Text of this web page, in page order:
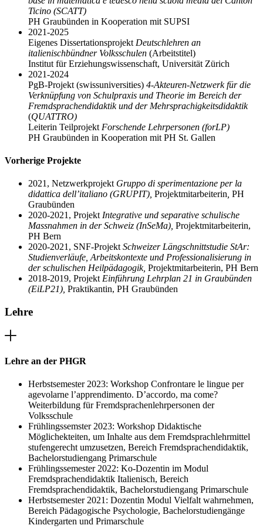
Ticino (SCATT)
PH Graubünden in Kooperation mit SUPSI
2021-2025
Eigenes Dissertationsprojekt Deutschlehren an
italienischbündner Volksschulen (Arbeitstitel)
Institut für Erziehungswissenschaft, Universität Zürich
2021-2024
PgB-Projekt (swissuniversities) 4-Akteuren-Netzwerk für die
Verknüpfung von Schulpraxis und Theorie im Bereich der
Fremdsprachendidaktik und der Mehrsprachigkeitsdidaktik
(QUATTRO)
Leiterin Teilprojekt Forschende Lehrpersonen (forLP)
PH Graubünden in Kooperation mit PH St. Gallen
Vorherige Projekte
2021, Netzwerkprojekt Gruppo di sperimentazione per la
didattica dell’italiano (GRUPIT), Projektmitarbeiterin PH
Graubünden
2020-2021, Projekt Integrative und separative schulische
Massnahmen in der Schweiz (InSeMa), Projektmitarbeiterin,
PH Bern
2020-2021, SNF-Projekt Schweizer Längschnittstudie StAr:
Studienverläufe, Arbeitskontexte und Professionalisierung in
der schulischen Heilpädagogik, Projektmitarbeiterin, PH Bern
2018-2019, Projekt Einführung Lehrplan 21 in Graubünden
(EiLP21), Praktikantin, PH Graubünden
Lehre
Lehre an der PHGR
Herbstsemester 2023: Workshop Confrontare le lingue per
agevolarne l’apprendimento. D’accordo, ma come?
Weiterbildung für Fremdsprachenlehrpersonen der
Volksschule
Frühlingssemster 2023: Workshop Didaktische
Möglichekteiten, um Inhalte aus dem Fremdsprachlehrmittel
stufengerecht umzusetzen, Bereich Fremdsprachendidaktik,
Bachelorstudiengang Primarschule
Frühlingssemester 2022: Ko-Dozentin im Modul
Fremdsprachendidaktik Italienisch, Bereich
Fremdsprachendidaktik, Bachelorstudiengang Primarschule
Herbstsemester 2021: Dozentin Modul Vielfalt wahrnehmen,
Bereich Pädagogische Psychologie, Bachelorstudiengänge
Kindergarten und Primarschule